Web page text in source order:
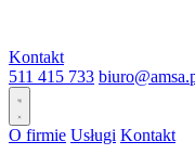
Kontakt
511 415 733
O firmie Usługi Kontakt